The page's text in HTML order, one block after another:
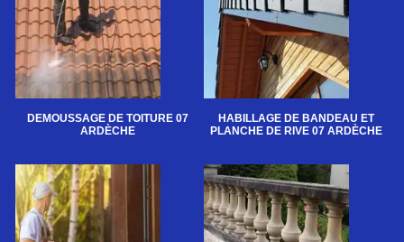
DEMOUSSAGE DE TOITURE 07
ARDÈCHE
HABILLAGE DE BANDEAU ET
PLANCHE DE RIVE 07 ARDÈCHE